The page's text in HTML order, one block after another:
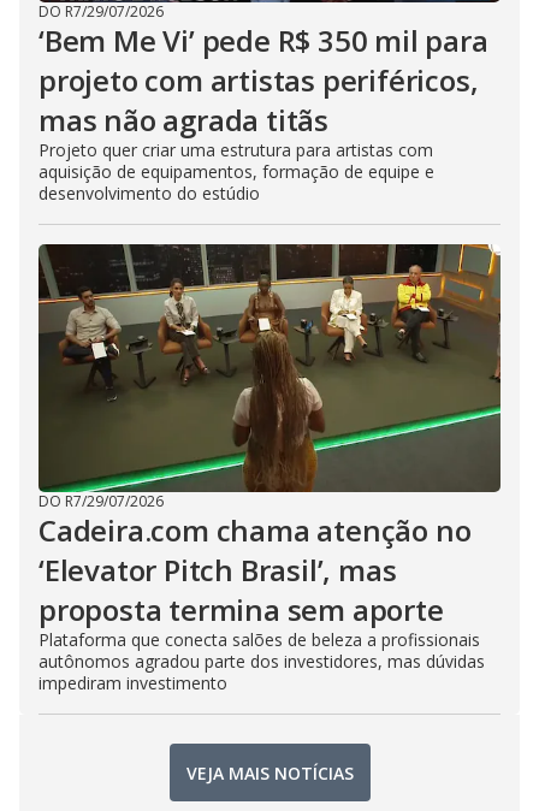
DO R7/29/07/2026
‘Bem Me Vi’ pede R$ 350 mil para
projeto com artistas periféricos,
mas não agrada titãs
Projeto quer criar uma estrutura para artistas com
aquisição de equipamentos, formação de equipe e
desenvolvimento do estúdio
DO R7/29/07/2026
Cadeira.com chama atenção no
‘Elevator Pitch Brasil’, mas
proposta termina sem aporte
Plataforma que conecta salões de beleza a profissionais
autônomos agradou parte dos investidores, mas dúvidas
impediram investimento
VEJA MAIS NOTÍCIAS